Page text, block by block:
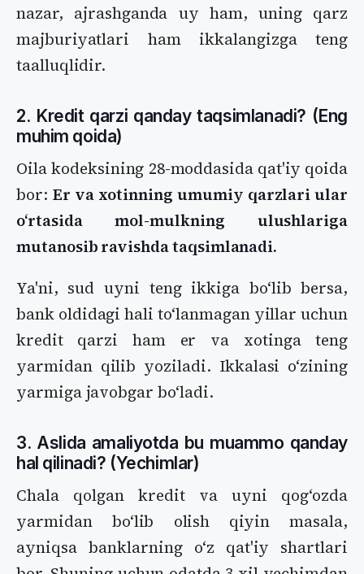
nazar, ajrashganda uy ham, uning qarz
majburiyatlari ham ikkalangizga teng
taalluqlidir.
2. Kredit qarzi qanday taqsimlanadi? (Eng
muhim qoida)
Oila kodeksining 28-moddasida qat'iy qoida
bor: Er va xotinning umumiy qarzlari ular
oʻrtasida mol-mulkning ulushlariga
mutanosib ravishda taqsimlanadi.
Ya'ni, sud uyni teng ikkiga boʻlib bersa,
bank oldidagi hali toʻlanmagan yillar uchun
kredit qarzi ham er va xotinga teng
yarmidan qilib yoziladi. Ikkalasi oʻzining
yarmiga javobgar boʻladi.
3. Aslida amaliyotda bu muammo qanday
hal qilinadi? (Yechimlar)
Chala qolgan kredit va uyni qogʻozda
yarmidan boʻlib olish qiyin masala,
ayniqsa banklarning oʻz qat'iy shartlari